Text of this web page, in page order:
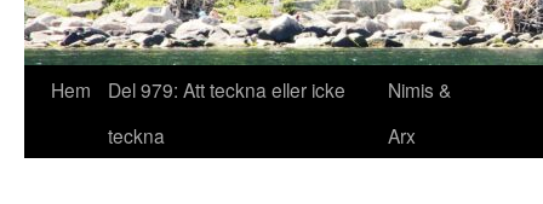
Hoppa
Hem
Del 979: Att teckna eller icke
teckna
Nimis &
Arx